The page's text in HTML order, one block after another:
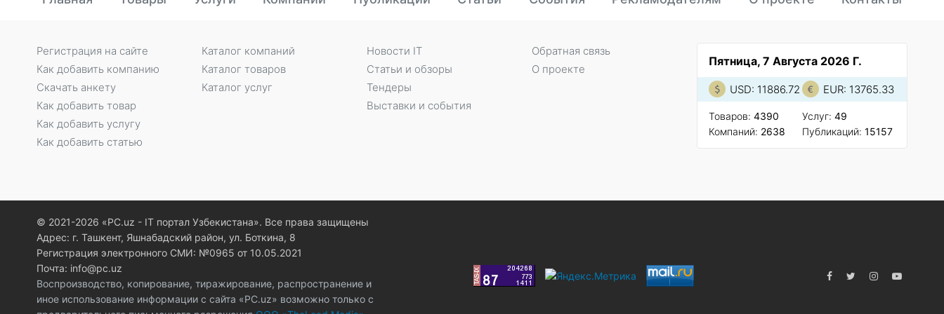
Пятница, 7 Августа 2026 Г.
USD: 11886.72 EUR: 13765.33
Товаров: 4390
Компаний: 2638
Услуг: 49
Публикаций: 15157
Регистрация на сайте
Как добавить компанию
Скачать анкету
Как добавить товар
Как добавить услугу
Как добавить статью
Каталог компаний
Каталог товаров
Каталог услуг
Новости IT
Статьи и обзоры
Тендеры
Выставки и события
Обратная связь
О проекте
© 2021-2026 «PC.uz - IT портал Узбекистана». Все права защищены
Адрес: г. Ташкент, Яшнабадский район, ул. Боткина, 8
Регистрация электронного СМИ: №0965 от 10.05.2021
Почта: info@pc.uz
Воспроизводство, копирование, тиражирование, распространение и
иное использование информации с сайта «PC.uz» возможно только с